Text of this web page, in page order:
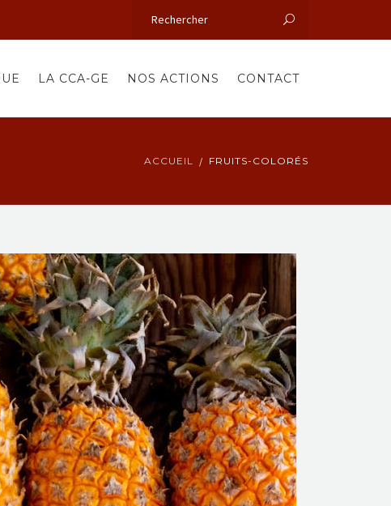
LA CCA-GE NOS ACTIONS CONTACT
ACCUEIL FRUITS-COLORÉS